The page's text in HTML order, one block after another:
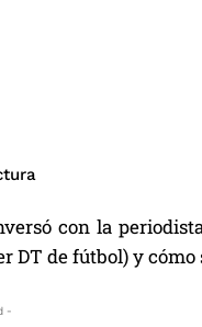
con la
de fútbol) y cómo
-